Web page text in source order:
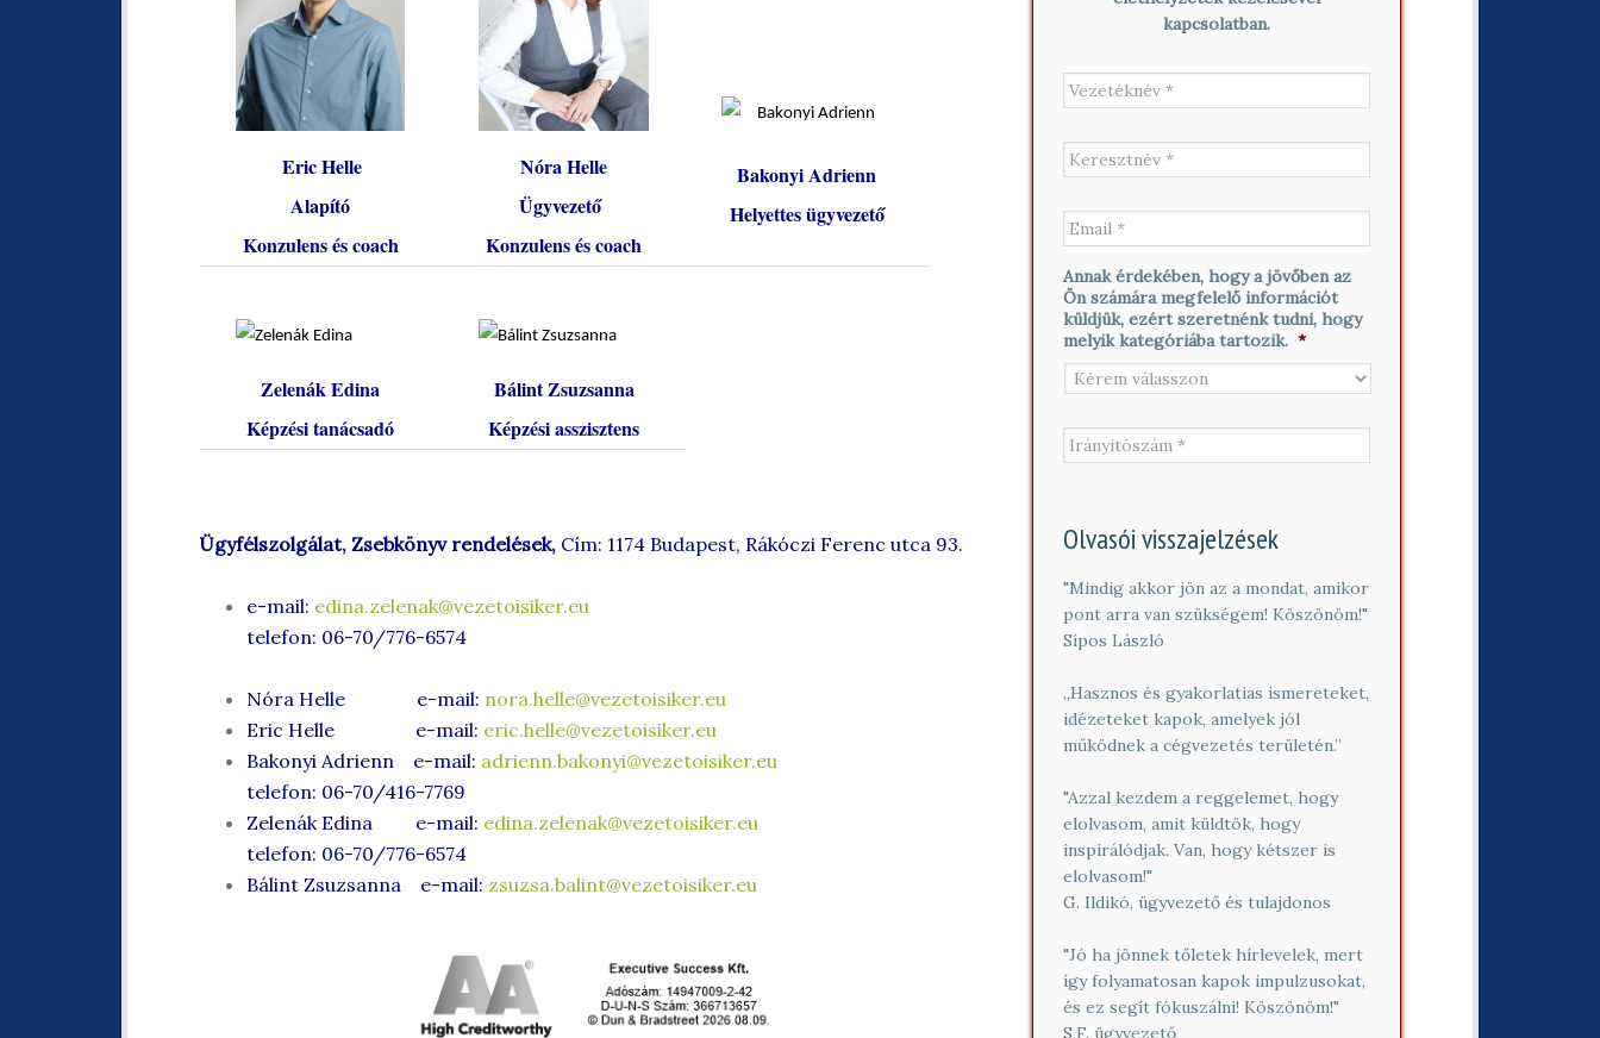
Eric Helle
Alapító
Konzulens és coach
Nóra Helle
Ügyvezető
Konzulens és coach
Bakonyi Adrienn
Helyettes ügyvezető
Zelenák Edina
Képzési tanácsadó
Bálint Zsuzsanna
Képzési asszisztens
Ügyfélszolgálat, Zsebkönyv rendelések, Cím: 1174 Budapest, Rákóczi Ferenc utca 93.
e-mail: edina.zelenak@vezetoisiker.eu
telefon: 06-70/776-6574
Nóra Helle e-mail: nora.helle@vezetoisiker.eu
Eric Helle e-mail: eric.helle@vezetoisiker.eu
Bakonyi Adrienn e-mail: adrienn.bakonyi@vezetoisiker.eu
telefon: 06-70/416-7769
Zelenák Edina e-mail: edina.zelenak@vezetoisiker.eu
telefon: 06-70/776-6574
Bálint Zsuzsanna e-mail: zsuzsa.balint@vezetoisiker.eu
kapcsolatban.
V
e
z
é
n
é
*
K
e
r
s
z
t
n
é
v
*
E
m
a
i
l
*
Annak érdekében, hogy a jövőben az
Ön számára megfelelő információt
küldjük, ezért szeretnénk tudni, hogy
melyik kategóriába tartozik. *
I
r
á
í
t
s
z
á
Olvasói visszajelzések
"Mindig akkor jön az a mondat, amikor
pont arra van szükségem! Köszönöm!"
Sípos László
„Hasznos és gyakorlatias ismereteket,
idézeteket kapok, amelyek jól
működnek a cégvezetés területén.”
"Azzal kezdem a reggelemet, hogy
elolvasom, amit küldtök, hogy
inspirálódjak. Van, hogy kétszer is
elolvasom!"
G. Ildikó, ügyvezető és tulajdonos
"Jó ha jönnek tőletek hírlevelek, mert
így folyamatosan kapok impulzusokat,
és ez segít fókuszálni! Köszönöm!"
S.F. ügyvezető